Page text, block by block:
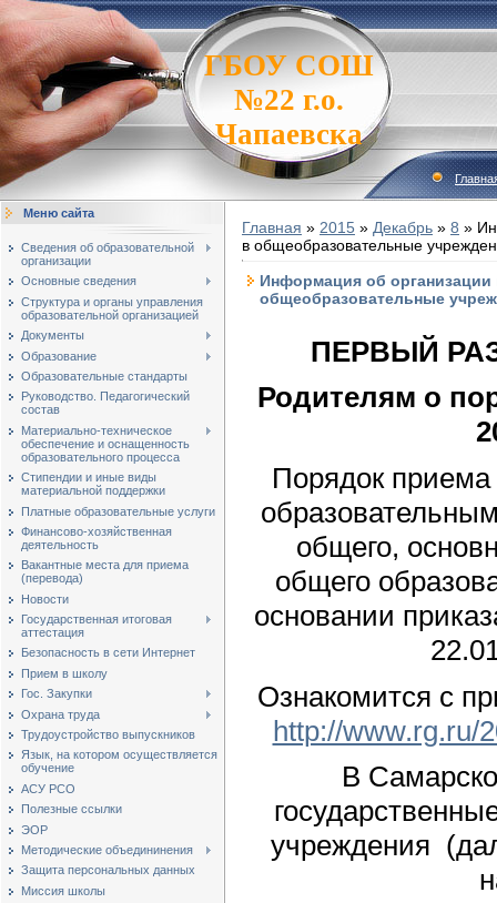
ГБОУ СОШ
№22 г.о.
Чапаевска
Меню сайта
Сведения об образовательной
организации
Основные сведения
Структура и органы управления
образовательной организацией
Документы
Образование
Образовательные стандарты
Руководство. Педагогический
состав
Материально-техническое
обеспечение и оснащенность
образовательного процесса
Стипендии и иные виды
материальной поддержки
Платные образовательные услуги
Финансово-хозяйственная
деятельность
Вакантные места для приема
(перевода)
Новости
Государственная итоговая
аттестация
Безопасность в сети Интернет
Прием в школу
Гос. Закупки
Охрана труда
Трудоустройство выпускников
Язык, на котором осуществляется
обучение
АСУ РСО
Полезные ссылки
ЭОР
Методические объедининения
Защита персональных данных
Миссия школы
Главная » 2015 » Декабрь » 8 »
в общеобразовательные
Информация об
общеобразовательные
ПЕРВЫЙ
Родителям о
Порядок приема
общего,
общего
основании
Ознакомится с
http://www.rg.ru/
В
учреждения